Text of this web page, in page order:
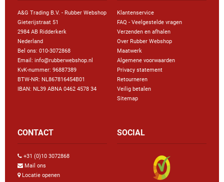
A&G Trading B.V. - Rubber Webshop
Gieterijstraat 51
2984 AB Ridderkerk
Nederland
Bel ons: 010-3072868
Email: info@rubberwebshop.nl
KvK-nummer: 96887389
BTW-NR: NL867816454B01
IBAN: NL39 ABNA 0462 4578 34
Klantenservice
FAQ - Veelgestelde vragen
Verzenden en afhalen
Over Rubber Webshop
Maatwerk
Algemene voorwaarden
Privacy statement
Retourneren
Veilig betalen
Sitemap
CONTACT
+31 (0)10 3072868
Mail ons
Locatie openen
SOCIAL